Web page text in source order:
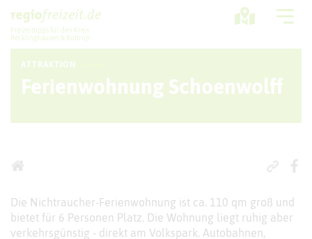
Freizeittipps für den Kreis
Recklinghausen & Bottrop
ATTRAKTION
Ferienwohnung Schoenwolff
Die Nichtraucher-Ferienwohnung ist ca. 110 qm groß und
bietet für 6 Personen Platz. Die Wohnung liegt ruhig aber
verkehrsgünstig - direkt am Volkspark. Autobahnen,